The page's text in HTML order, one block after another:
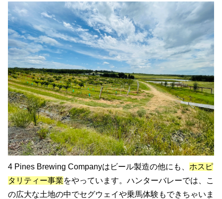
4 Pines Brewing Companyはビール製造の他にも、 ホスピ
タリティー事業をやっています。ハンターバレーでは、こ
の広大な土地の中でセグウェイや乗馬体験もできちゃいま